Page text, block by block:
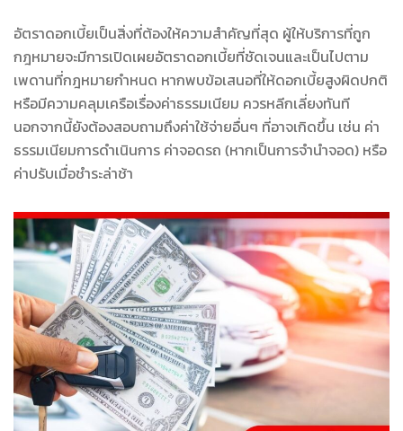
อัตราดอกเบี้ยเป็นสิ่งที่ต้องให้ความสำคัญที่สุด ผู้ให้บริการที่ถูก
กฎหมายจะมีการเปิดเผยอัตราดอกเบี้ยที่ชัดเจนและเป็นไปตาม
เพดานที่กฎหมายกำหนด หากพบข้อเสนอที่ให้ดอกเบี้ยสูงผิดปกติ
หรือมีความคลุมเครือเรื่องค่าธรรมเนียม ควรหลีกเลี่ยงทันที
นอกจากนี้ยังต้องสอบถามถึงค่าใช้จ่ายอื่นๆ ที่อาจเกิดขึ้น เช่น ค่า
ธรรมเนียมการดำเนินการ ค่าจอดรถ (หากเป็นการจำนำจอด) หรือ
ค่าปรับเมื่อชำระล่าช้า